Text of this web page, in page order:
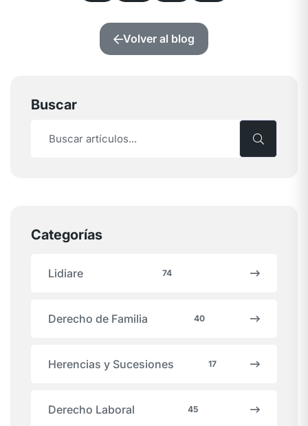
Volver al blog
Buscar
Categorías
Lidiare 74
Derecho de Familia 40
Herencias y Sucesiones 17
Derecho Laboral 45